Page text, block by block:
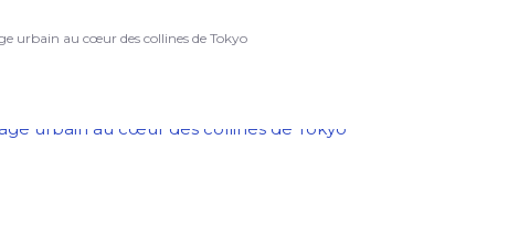
urbain au cœur des collines de Tokyo